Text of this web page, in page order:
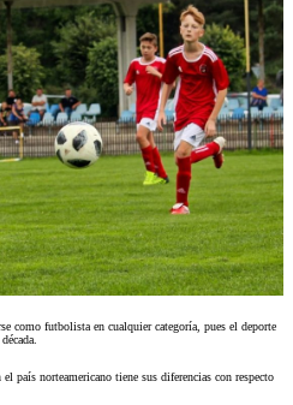
como futbolista en cualquier categoría, pues el deporte
país norteamericano tiene sus diferencias con respecto